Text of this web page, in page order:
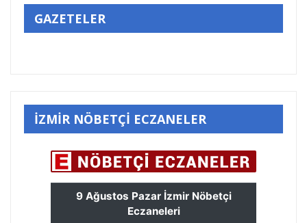
GAZETELER
İZMİR NÖBETÇİ ECZANELER